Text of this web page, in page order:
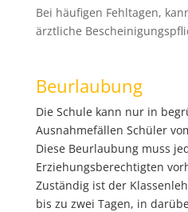
Bei häufigen Fehltagen,
ärztliche
Beurlaubung
Die Schule kann nur in
Ausnahmefällen Schüler
Diese Beurlaubung muss
Erziehungsberechtigten
Zuständig ist der
bis zu zwei Tagen, in